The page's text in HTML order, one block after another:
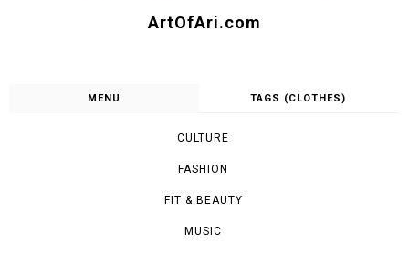
ArtOfAri.com
MENU TAGS (CLOTHES)
CULTURE
FASHION
FIT & BEAUTY
MUSIC